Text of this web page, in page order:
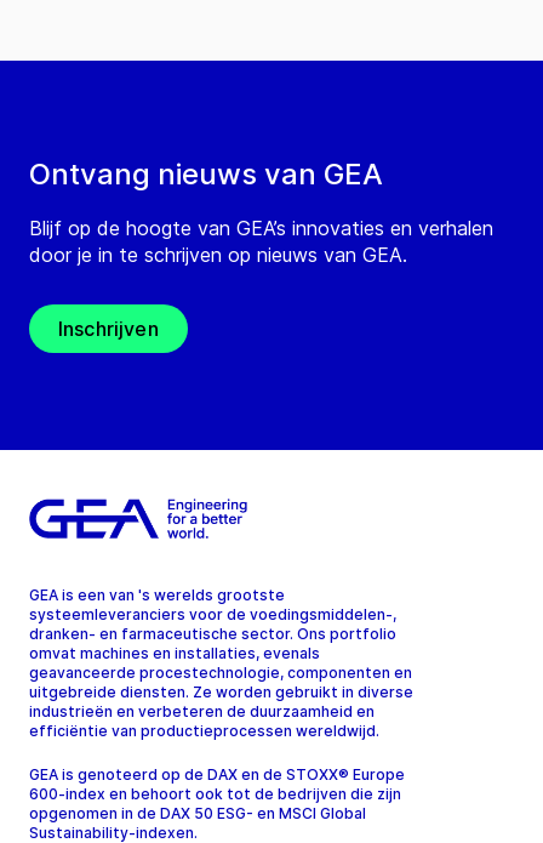
Ontvang nieuws van GEA
Blijf op de hoogte van GEA’s innovaties en verhalen
door je in te schrijven op nieuws van GEA.
Inschrijven
GEA is een van 's werelds grootste
systeemleveranciers voor de voedingsmiddelen-,
dranken- en farmaceutische sector. Ons portfolio
omvat machines en installaties, evenals
geavanceerde procestechnologie, componenten en
uitgebreide diensten. Ze worden gebruikt in diverse
industrieën en verbeteren de duurzaamheid en
efficiëntie van productieprocessen wereldwijd.
GEA is genoteerd op de DAX en de STOXX® Europe
600-index en behoort ook tot de bedrijven die zijn
opgenomen in de DAX 50 ESG- en MSCI Global
Sustainability-indexen.